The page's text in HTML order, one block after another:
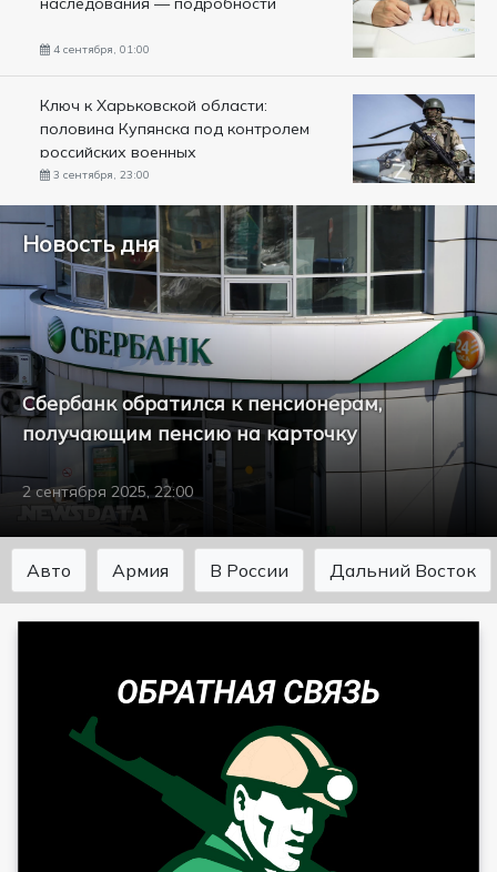
4 сентября, 01:00
Ключ к Харьковской области:
половина Купянска под контролем
российских военных
3 сентября, 23:00
Новость дня
Сбербанк обратился к пенсионерам,
получающим пенсию на карточку
2 сентября 2025, 22:00
Авто Армия В России Дальний Восток